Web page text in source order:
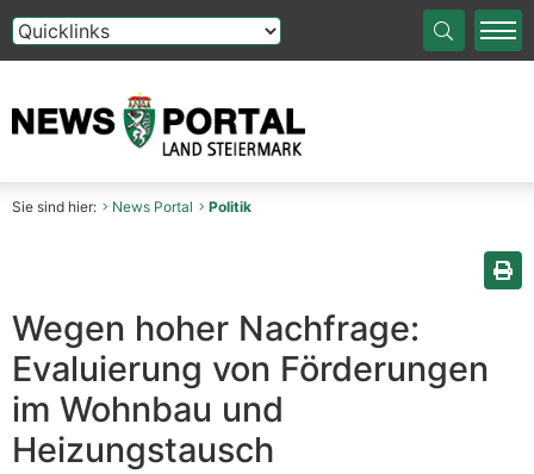
Die Auswahl einer Option im Select-Element führt auf
Sie sind hier: News Portal Politik
Wegen hoher Nachfrage:
Evaluierung von Förderungen
im Wohnbau und
Heizungstausch